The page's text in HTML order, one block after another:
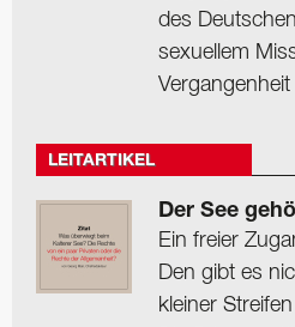
des
sexuellem
LEITARTIKEL
Der See
Ein freier
Den gibt es
kleiner